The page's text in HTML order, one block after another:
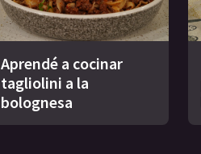
Aprendé a cocinar
tagliolini a la
bolognesa